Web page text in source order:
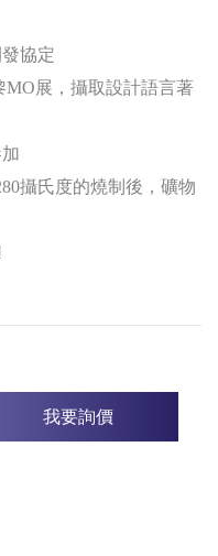
協定
展，攝取設計語言著
攝氏度的燒制後，礦物
我要詢價